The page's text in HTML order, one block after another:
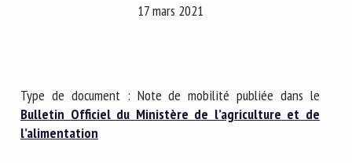
17 mars 2021
Type de document : Note de mobilité publiée dans le
Bulletin Officiel du Ministère de l’agriculture et de
l’alimentation
Veuillez remplir le formulaire ci-dessous pour vous inscrire à
Prénom *